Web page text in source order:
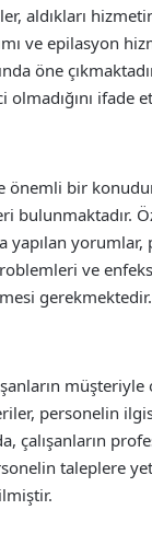
aldıkları
ve epilasyon
öne
olmadığını
önemli bir
bulunmaktadır.
yapılan
ve
gerekmektedir.
personelin
çalışanların
taleplere